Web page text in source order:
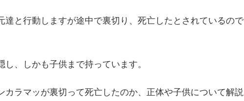
達と行動しますが途中で裏切り、死亡したとされているので
し、しかも子供まで持っています。
カラマッが裏切って死亡したのか、正体や子供について解説